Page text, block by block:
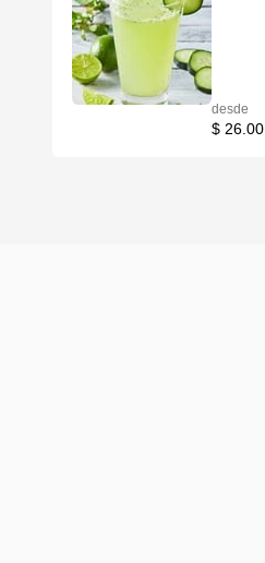
desde
$ 26.00